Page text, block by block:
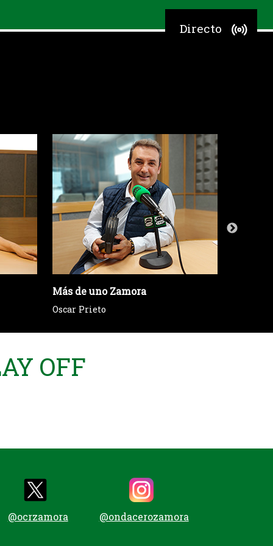
Directo
Más de uno Zamora
Oscar Prieto
OFF
@ocrzamora
@ondacerozamora